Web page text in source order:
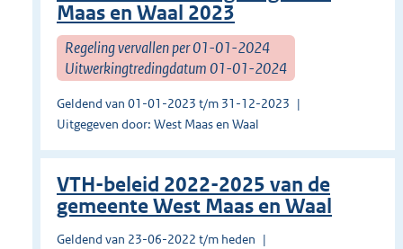
Maas en Waal 2023
Regeling vervallen per 01-01-2024
Uitwerkingtredingdatum 01-01-2024
Geldend van 01-01-2023 t/m 31-12-2023
Uitgegeven door: West Maas en Waal
VTH-beleid 2022-2025 van de
gemeente West Maas en Waal
Geldend van 23-06-2022 t/m heden